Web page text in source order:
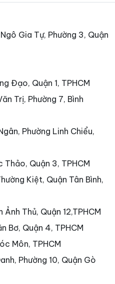
Gia Tự, Phường 3, Quận
Đạo, Quận 1, TPHCM
Trị, Phường 7, Bình
Phường Linh Chiểu,
Thảo, Quận 3, TPHCM
Kiệt, Quận Tân Bình,
Thủ, Quận 12,TPHCM
Bơ, Quận 4, TPHCM
Môn, TPHCM
Phường 10, Quận Gò